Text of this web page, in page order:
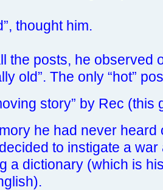
thought him.
the posts, he observed
old”. The only “hot”
story” by Rec (this
he had never heard
to instigate a
a dictionary (which is